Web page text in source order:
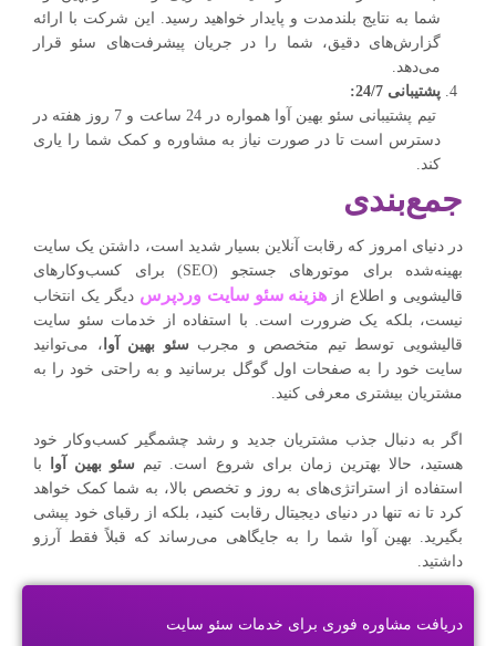
شما به نتایج بلندمدت و پایدار خواهید رسید. این شرکت با ارائه
گزارش‌های دقیق، شما را در جریان پیشرفت‌های سئو قرار
می‌دهد.
پشتیبانی 24/7:
تیم پشتیبانی سئو بهین آوا همواره در 24 ساعت و 7 روز هفته در
دسترس است تا در صورت نیاز به مشاوره و کمک شما را یاری
کند.
جمع‌بندی
در دنیای امروز که رقابت آنلاین بسیار شدید است، داشتن یک سایت
بهینه‌شده برای موتورهای جستجو (SEO) برای کسب‌وکارهای
قالیشویی و اطلاع از هزینه سئو سایت وردپرس دیگر یک انتخاب
نیست، بلکه یک ضرورت است. با استفاده از خدمات سئو سایت
قالیشویی توسط تیم متخصص و مجرب سئو بهین آوا ، می‌توانید
سایت خود را به صفحات اول گوگل برسانید و به راحتی خود را به
مشتریان بیشتری معرفی کنید.
اگر به دنبال جذب مشتریان جدید و رشد چشمگیر کسب‌وکار خود
هستید، حالا بهترین زمان برای شروع است. تیم سئو بهین آوا
با
استفاده از استراتژی‌های به روز و تخصص بالا، به شما کمک خواهد
کرد تا نه تنها در دنیای دیجیتال رقابت کنید، بلکه از رقبای خود پیشی
بگیرید. بهین آوا شما را به جایگاهی می‌رساند که قبلاً فقط آرزو
داشتید.
دریافت مشاوره فوری برای خدمات سئو سایت